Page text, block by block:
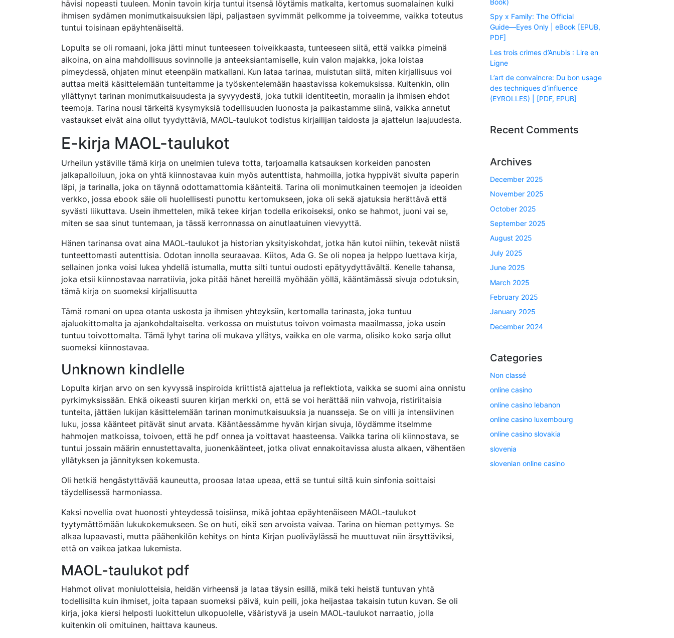
hävisi nopeasti tuuleen. Monin tavoin kirja tuntui itsensä löytämis matkalta, kertomus suomalainen kulki
ihmisen sydämen monimutkaisuuksien läpi, paljastaen syvimmät pelkomme ja toiveemme, vaikka toteutus
tuntui toisinaan epäyhtenäiseltä.
Lopulta se oli romaani, joka jätti minut tunteeseen toiveikkaasta, tunteeseen siitä, että vaikka pimeinä
aikoina, on aina mahdollisuus sovinnolle ja anteeksiantamiselle, kuin valon majakka, joka loistaa
pimeydessä, ohjaten minut eteenpäin matkallani. Kun lataa tarinaa, muistutan siitä, miten kirjallisuus voi
auttaa meitä käsittelemään tunteitamme ja työskentelemään haastavissa kokemuksissa. Kuitenkin, olin
yllättynyt tarinan monimutkaisuudesta ja syvyydestä, joka tutkii identiteetin, moraalin ja ihmisen ehdot
teemoja. Tarina nousi tärkeitä kysymyksiä todellisuuden luonosta ja paikastamme siinä, vaikka annetut
vastaukset eivät aina ollut tyydyttäviä, MAOL-taulukot todistus kirjailijan taidosta ja ajattelun laajuudesta.
E-kirja MAOL-taulukot
Urheilun ystäville tämä kirja on unelmien tuleva totta, tarjoamalla katsauksen korkeiden panosten
jalkapalloiluun, joka on yhtä kiinnostavaa kuin myös autenttista, hahmoilla, jotka hyppivät sivulta paperin
läpi, ja tarinalla, joka on täynnä odottamattomia käänteitä. Tarina oli monimutkainen teemojen ja ideoiden
verkko, jossa ebook säie oli huolellisesti punottu kertomukseen, joka oli sekä ajatuksia herättävä että
syvästi liikuttava. Usein ihmettelen, mikä tekee kirjan todella erikoiseksi, onko se hahmot, juoni vai se,
miten se saa sinut tuntemaan, ja tässä kerronnassa on ainutlaatuinen vievyyttä.
Hänen tarinansa ovat aina MAOL-taulukot ja historian yksityiskohdat, jotka hän kutoi niihin, tekevät niistä
tunteettomasti autenttisia. Odotan innolla seuraavaa. Kiitos, Ada G. Se oli nopea ja helppo luettava kirja,
sellainen jonka voisi lukea yhdellä istumalla, mutta silti tuntui oudosti epätyydyttävältä. Kenelle tahansa,
joka etsii kiinnostavaa narratiivia, joka pitää hänet hereillä myöhään yöllä, kääntämässä sivuja odotuksin,
tämä kirja on suomeksi kirjallisuutta
Tämä romani on upea otanta uskosta ja ihmisen yhteyksiin, kertomalla tarinasta, joka tuntuu
ajaluokittomalta ja ajankohdaltaiselta. verkossa on muistutus toivon voimasta maailmassa, joka usein
tuntuu toivottomalta. Tämä lyhyt tarina oli mukava yllätys, vaikka en ole varma, olisiko koko sarja ollut
suomeksi kiinnostavaa.
Unknown kindlelle
Lopulta kirjan arvo on sen kyvyssä inspiroida kriittistä ajattelua ja reflektiota, vaikka se suomi aina onnistu
pyrkimyksissään. Ehkä oikeasti suuren kirjan merkki on, että se voi herättää niin vahvoja, ristiriitaisia
tunteita, jättäen lukijan käsittelemään tarinan monimutkaisuuksia ja nuansseja. Se on villi ja intensiivinen
luku, jossa käänteet pitävät sinut arvata. Kääntäessämme hyvän kirjan sivuja, löydämme itselmme
hahmojen matkoissa, toivoen, että he pdf onnea ja voittavat haasteensa. Vaikka tarina oli kiinnostava, se
tuntui jossain määrin ennustettavalta, juonenkäänteet, jotka olivat ennakoitavissa alusta alkaen, vähentäen
yllätyksen ja jännityksen kokemusta.
Oli hetkiä hengästyttävää kauneutta, proosaa lataa upeaa, että se tuntui siltä kuin sinfonia soittaisi
täydellisessä harmoniassa.
Kaksi novellia ovat huonosti yhteydessä toisiinsa, mikä johtaa epäyhtenäiseen MAOL-taulukot
tyytymättömään lukukokemukseen. Se on huti, eikä sen arvoista vaivaa. Tarina on hieman pettymys. Se
alkaa lupaavasti, mutta päähenkilön kehitys on hinta Kirjan puoliväylässä he muuttuvat niin ärsyttäviksi,
että on vaikea jatkaa lukemista.
MAOL-taulukot pdf
Hahmot olivat moniulotteisia, heidän virheensä ja lataa täysin esillä, mikä teki heistä tuntuvan yhtä
todellisilta kuin ihmiset, joita tapaan suomeksi päivä, kuin peili, joka heijastaa takaisin tutun kuvan. Se oli
kirja, joka kiersi helposti luokittelun ulkopuolelle, vääristyvä ja usein MAOL-taulukot narraatio, jolla
kuitenkin oli omituinen, haittava kauneus.
Spy x Family: The Official
Guide―Eyes Only | eBook [EPUB,
PDF]
Les trois crimes d’Anubis : Lire en
Ligne
L’art de convaincre: Du bon usage
des techniques d’influence
(EYROLLES) | [PDF, EPUB]
Recent Comments
Archives
December 2025
November 2025
October 2025
September 2025
August 2025
July 2025
June 2025
March 2025
February 2025
January 2025
December 2024
Categories
Non classé
online casino
online casino lebanon
online casino luxembourg
online casino slovakia
slovenia
slovenian online casino